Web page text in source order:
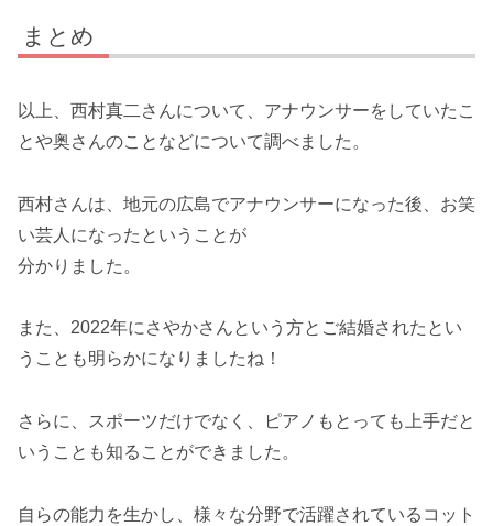
まとめ
以上、西村真二さんについて、アナウンサーをしていたこ
とや奥さんのことなどについて調べました。
西村さんは、地元の広島でアナウンサーになった後、お笑
い芸人になったということが
分かりました。
また、2022年にさやかさんという方とご結婚されたとい
うことも明らかになりましたね！
さらに、スポーツだけでなく、ピアノもとっても上手だと
いうことも知ることができました。
自らの能力を生かし、様々な分野で活躍されているコット